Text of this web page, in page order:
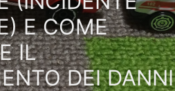
E COME
IL
DEI DANNI